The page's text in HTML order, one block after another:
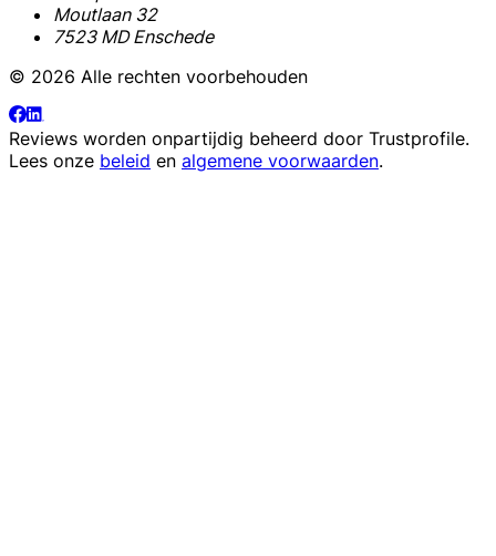
Moutlaan 32
7523 MD Enschede
© 2026 Alle rechten voorbehouden
Reviews worden onpartijdig beheerd door Trustprofile.
Lees onze beleid en algemene voorwaarden.